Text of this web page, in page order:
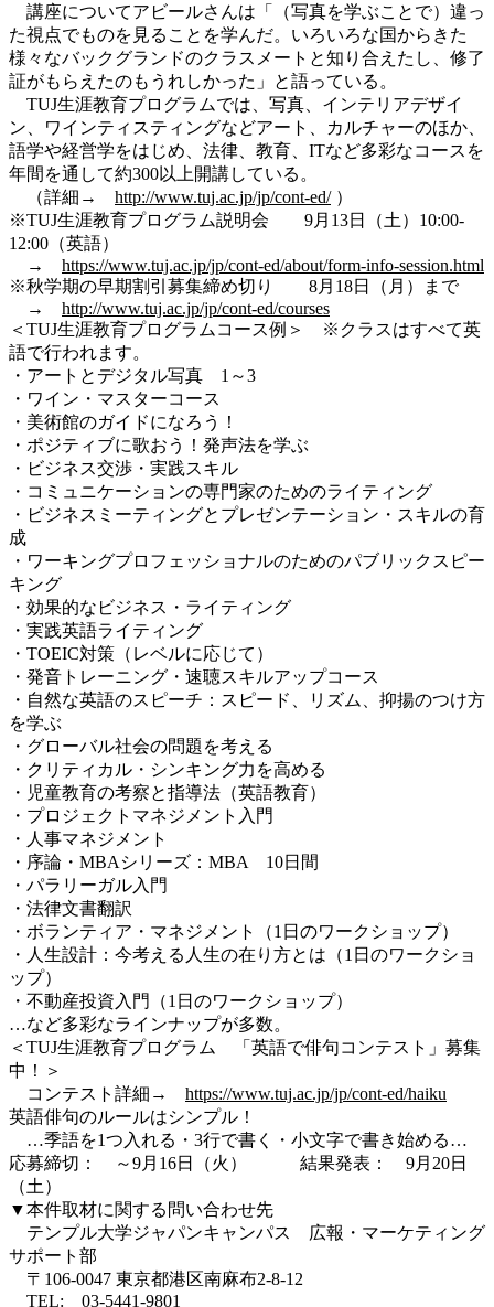
講座についてアビールさんは「（写真を学ぶことで）違っ
た視点でものを見ることを学んだ。いろいろな国からきた
様々なバックグランドのクラスメートと知り合えたし、修了
証がもらえたのもうれしかった」と語っている。
TUJ生涯教育プログラムでは、写真、インテリアデザイ
ン、ワインティスティングなどアート、カルチャーのほか、
語学や経営学をはじめ、法律、教育、ITなど多彩なコースを
年間を通して約300以上開講している。
（詳細→ http://www.tuj.ac.jp/jp/cont-ed/）
※TUJ生涯教育プログラム説明会 9月13日（土）10:00‐
12:00（英語）
→ https://www.tuj.ac.jp/jp/cont-ed/about/form-info-session.html
※秋学期の早期割引募集締め切り 8月18日（月）まで
→ http://www.tuj.ac.jp/jp/cont-ed/courses
＜TUJ生涯教育プログラムコース例＞ ※クラスはすべて英
語で行われます。
・アートとデジタル写真 1～3
・ワイン・マスターコース
・美術館のガイドになろう！
・ポジティブに歌おう！発声法を学ぶ
・ビジネス交渉・実践スキル
・コミュニケーションの専門家のためのライティング
・ビジネスミーティングとプレゼンテーション・スキルの育
成
・ワーキングプロフェッショナルのためのパブリックスピー
キング
・効果的なビジネス・ライティング
・実践英語ライティング
・TOEIC対策（レベルに応じて）
・発音トレーニング・速聴スキルアップコース
・自然な英語のスピーチ：スピード、リズム、抑揚のつけ方
を学ぶ
・グローバル社会の問題を考える
・クリティカル・シンキング力を高める
・児童教育の考察と指導法（英語教育）
・プロジェクトマネジメント入門
・人事マネジメント
・序論・MBAシリーズ：MBA 10日間
・パラリーガル入門
・法律文書翻訳
・ボランティア・マネジメント（1日のワークショップ）
・人生設計：今考える人生の在り方とは（1日のワークショ
ップ）
・不動産投資入門（1日のワークショップ）
…など多彩なラインナップが多数。
＜TUJ生涯教育プログラム 「英語で俳句コンテスト」募集
中！＞
コンテスト詳細→ https://www.tuj.ac.jp/jp/cont-ed/haiku
英語俳句のルールはシンプル！
…季語を1つ入れる・3行で書く・小文字で書き始める…
応募締切： ～9月16日（火） 結果発表： 9月20日
（土）
▼本件取材に関する問い合わせ先
テンプル大学ジャパンキャンパス 広報・マーケティング
サポート部
〒106-0047 東京都港区南麻布2-8-12
TEL: 03-5441-9801